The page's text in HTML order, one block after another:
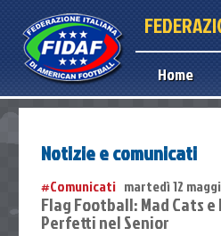
Home
Notizie e comunicati
#Comunicati martedì 12
Flag Football: Mad Cats
Perfetti nel Senior